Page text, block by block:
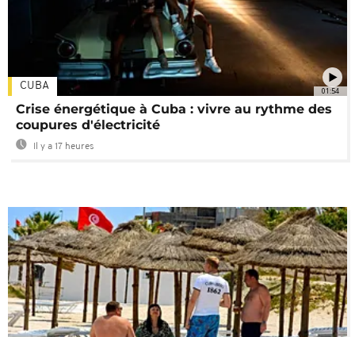
01:54
CUBA
Crise énergétique à Cuba : vivre au rythme des
coupures d'électricité
Il y a 17 heures